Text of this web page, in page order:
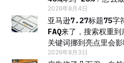
2026年8月4日
亚马逊7.27标题75字
FAQ来了，搜索权重到
关键词挪到亮点里会
2026年8月3日